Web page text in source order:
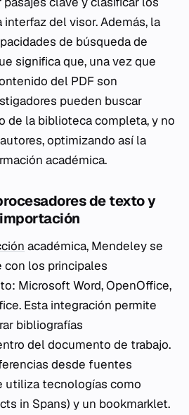
del visor. Además, la
de búsqueda de
significa que, una vez que
del PDF son
pueden buscar
de la biblioteca completa, y no
optimizando así la
académica.
de texto y
académica, Mendeley se
con los principales
Microsoft Word, OpenOffice,
Esta integración permite
bibliografías
del documento de trabajo.
desde fuentes
utiliza tecnologías como
in Spans) y un bookmarklet.